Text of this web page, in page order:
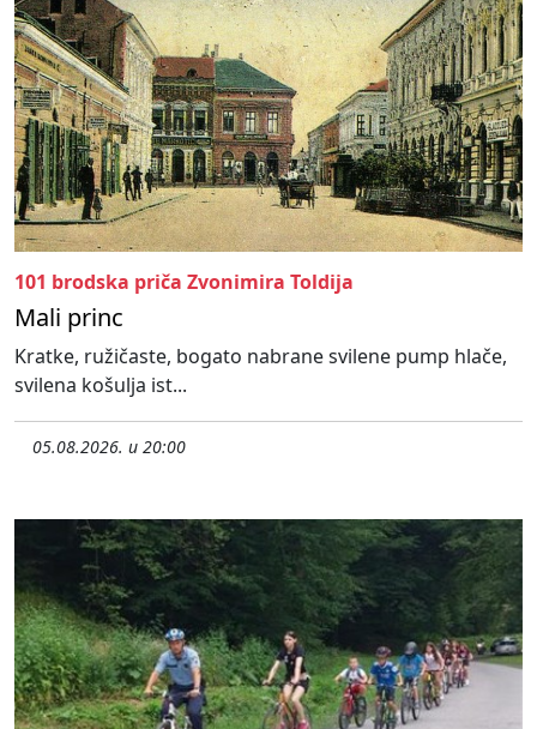
101 brodska priča Zvonimira Toldija
Mali princ
Kratke, ružičaste, bogato nabrane svilene pump hlače,
svilena košulja ist...
05.08.2026. u 20:00